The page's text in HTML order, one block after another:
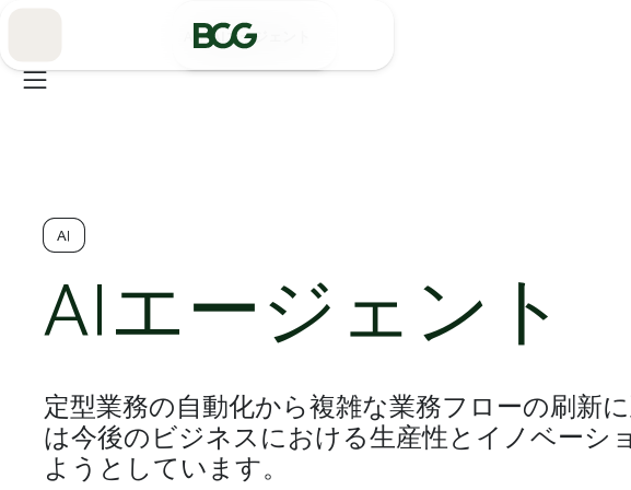
/ AIエージェント
AI
AIエージェント
定型業務の自動化から複雑な業務フローの刷新
は今後のビジネスにおける生産性とイノベーシ
ようとしています。